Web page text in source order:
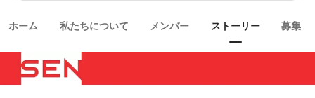
ホーム 私たちについて メンバー ストーリー 募集